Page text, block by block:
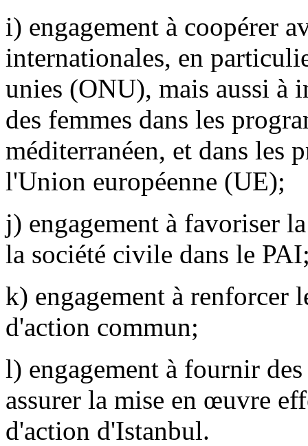
i) engagement à coopérer
internationales, en
unies (ONU), mais aussi à
des femmes dans les
méditerranéen, et dans les
l'Union européenne (UE);
j) engagement à favoriser
la société civile dans le
k) engagement à renforcer
d'action commun;
l) engagement à fournir
assurer la mise en œuvre
d'action d'Istanbul.